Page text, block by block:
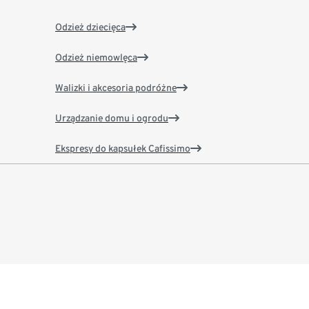
Odzież dziecięca
Odzież niemowlęca
Walizki i akcesoria podróżne
Urządzanie domu i ogrodu
Ekspresy do kapsułek Cafissimo